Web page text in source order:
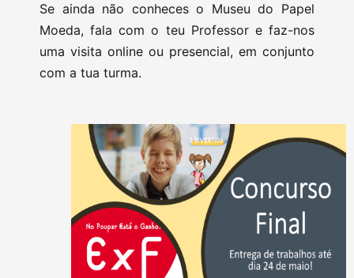
Se ainda não conheces o Museu do Papel
Moeda, fala com o teu Professor e faz-nos
uma visita online ou presencial, em conjunto
com a tua turma.